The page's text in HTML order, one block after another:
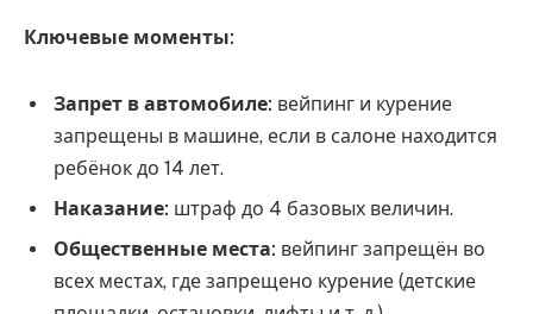
Ключевые моменты:
Запрет в автомобиле: вейпинг и курение
запрещены в машине, если в салоне находится
ребёнок до 14 лет.
Наказание: штраф до 4 базовых величин.
Общественные места: вейпинг запрещён во
всех местах, где запрещено курение (детские